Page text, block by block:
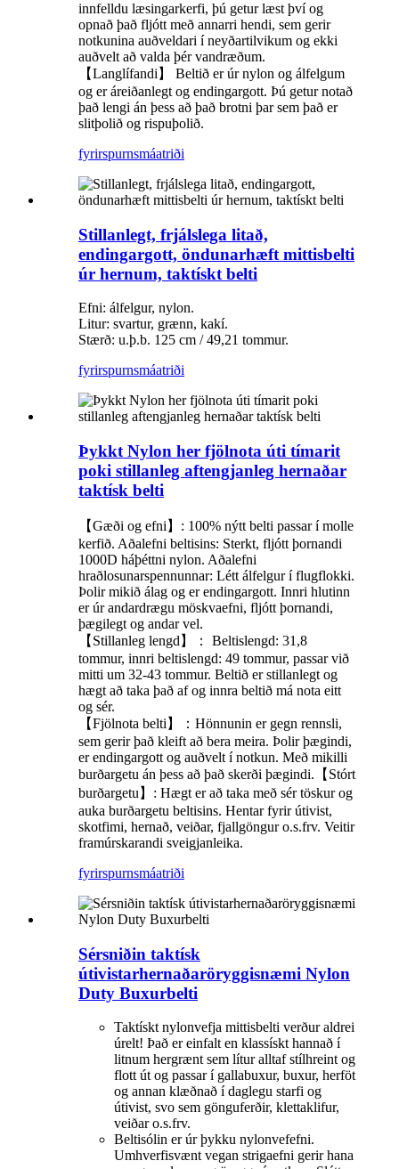
innfelldu læsingarkerfi, þú getur læst því og
opnað það fljótt með annarri hendi, sem gerir
notkunina auðveldari í neyðartilvikum og ekki
auðvelt að valda þér vandræðum.
【Langlífandi】 Beltið er úr nylon og álfelgum
og er áreiðanlegt og endingargott. Þú getur notað
það lengi án þess að það brotni þar sem það er
slitþolið og rispuþolið.
fyrirspurnsmáatriði
Stillanlegt, frjálslega litað,
endingargott, öndunarhæft mittisbelti
úr hernum, taktískt belti
Efni: álfelgur, nylon.
Litur: svartur, grænn, kakí.
Stærð: u.þ.b. 125 cm / 49,21 tommur.
fyrirspurnsmáatriði
Þykkt Nylon her fjölnota úti tímarit
poki stillanleg aftengjanleg hernaðar
taktísk belti
【Gæði og efni】: 100% nýtt belti passar í molle
kerfið. Aðalefni beltisins: Sterkt, fljótt þornandi
1000D háþéttni nylon. Aðalefni
hraðlosunarspennunnar: Létt álfelgur í flugflokki.
Þolir mikið álag og er endingargott. Innri hlutinn
er úr andardrægu möskvaefni, fljótt þornandi,
þægilegt og andar vel.
【Stillanleg lengd】： Beltislengd: 31,8
tommur, innri beltislengd: 49 tommur, passar við
mitti um 32-43 tommur. Beltið er stillanlegt og
hægt að taka það af og innra beltið má nota eitt
og sér.
【Fjölnota belti】：Hönnunin er gegn rennsli,
sem gerir það kleift að bera meira. Þolir þægindi,
er endingargott og auðvelt í notkun. Með mikilli
burðargetu án þess að það skerði þægindi.【Stórt
burðargetu】: Hægt er að taka með sér töskur og
auka burðargetu beltisins. Hentar fyrir útivist,
skotfimi, hernað, veiðar, fjallgöngur o.s.frv. Veitir
framúrskarandi sveigjanleika.
fyrirspurnsmáatriði
Sérsniðin taktísk
útivistarhernaðaröryggisnæmi Nylon
Duty Buxurbelti
Taktískt nylonvefja mittisbelti verður aldrei
úrelt! Það er einfalt en klassískt hannað í
litnum hergrænt sem lítur alltaf stílhreint og
flott út og passar í gallabuxur, buxur, herföt
og annan klæðnað í daglegu starfi og
útivist, svo sem gönguferðir, klettaklifur,
veiðar o.s.frv.
Beltisólin er úr þykku nylonvefefni.
Umhverfisvænt vegan strigaefni gerir hana